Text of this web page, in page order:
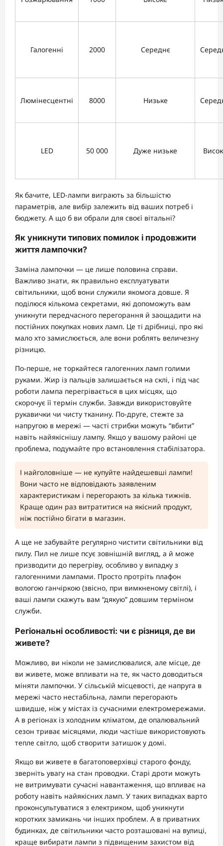
Галогенні 2000 Середнє
Люмінесцентні 8000 Низьке
LED 50 000 Дуже низьке
Як бачите, LED-лампи виграють за більшістю
параметрів, але вибір залежить від ваших потреб і
бюджету. А що б ви обрали для своєї вітальні?
Як уникнути типових помилок і продовжити
життя лампочки?
Заміна лампочки — це лише половина справи.
Важливо знати, як правильно експлуатувати
світильники, щоб вони служили якомога довше. Я
поділюся кількома секретами, які допоможуть вам
уникнути передчасного перегорання й заощадити на
постійних покупках нових ламп. Це ті дрібниці, про які
мало хто замислюється, але вони роблять величезну
різницю.
По-перше, не торкайтеся галогенних ламп голими
руками. Жир із пальців залишається на склі, і під час
роботи лампа перегрівається в цих місцях, що
скорочує її термін служби. Завжди використовуйте
рукавички чи чисту тканину. По-друге, стежте за
напругою в мережі — часті стрибки можуть “вбити”
навіть найякіснішу лампу. Якщо у вашому районі це
проблема, подумайте про встановлення стабілізатора.
І найголовніше — не купуйте найдешевші лампи!
Вони часто не відповідають заявленим
характеристикам і перегорають за кілька тижнів.
Краще один раз витратитися на якісний продукт,
ніж постійно бігати в магазин.
А ще не забувайте регулярно чистити світильники від
пилу. Пил не лише псує зовнішній вигляд, а й може
призводити до перегріву, особливо у випадку з
галогенними лампами. Просто протріть плафон
вологою ганчіркою (звісно, при вимкненому світлі), і
ваші лампи скажуть вам “дякую” довшим терміном
служби.
Регіональні особливості: чи є різниця, де ви
живете?
Можливо, ви ніколи не замислювалися, але місце, де
ви живете, може впливати на те, як часто доводиться
міняти лампочки. У сільській місцевості, де напруга в
мережі часто нестабільна, лампи перегорають
швидше, ніж у містах із сучасними електромережами.
А в регіонах із холодним кліматом, де опалювальний
сезон триває місяцями, люди частіше використовують
тепле світло, щоб створити затишок у домі.
Якщо ви живете в багатоповерхівці старого фонду,
зверніть увагу на стан проводки. Старі дроти можуть
не витримувати сучасні навантаження, що впливає на
роботу навіть найякісних ламп. У таких випадках варто
проконсультуватися з електриком, щоб уникнути
коротких замикань чи інших проблем. А в приватних
будинках, де світильники часто розташовані на вулиці,
краще вибирати лампи з підвищеним захистом від